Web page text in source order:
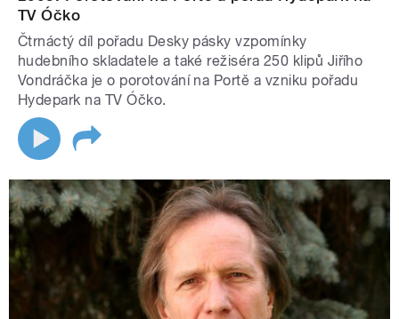
TV Óčko
Čtrnáctý díl pořadu Desky pásky vzpomínky
hudebního skladatele a také režiséra 250 klipů Jiřího
Vondráčka je o porotování na Portě a vzniku pořadu
Hydepark na TV Óčko.